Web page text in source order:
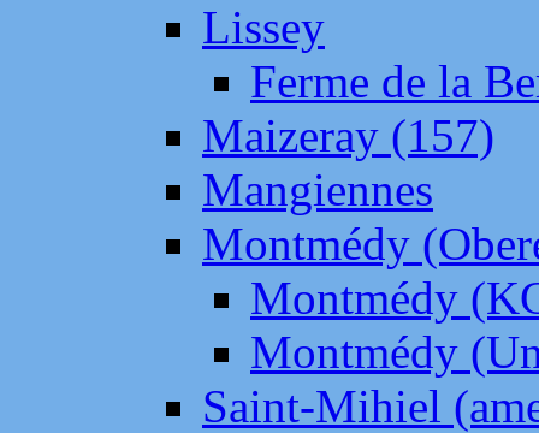
Lissey
Ferme de la
Maizeray (157)
Mangiennes
Montmédy
Montmédy
Montmédy
Saint-Mihiel